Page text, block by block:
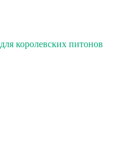
для королевских питонов